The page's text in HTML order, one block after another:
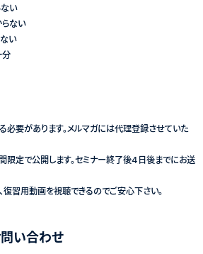
い
ない
い
分
要があります。メルマガには代理登録させていた
定で公開します。セミナー終了後４日後までにお送
習用動画を視聴できるのでご安心下さい。
い合わせ